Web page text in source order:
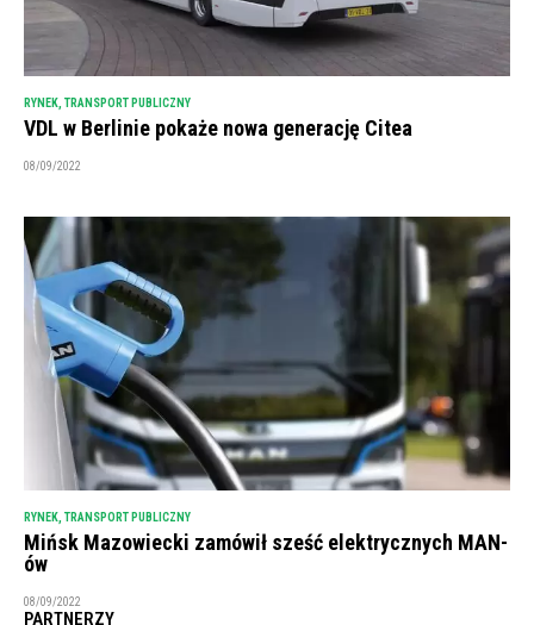
RYNEK, TRANSPORT PUBLICZNY
VDL w Berlinie pokaże nowa generację Citea
08/09/2022
RYNEK TRANSPORT PUBLICZNY
Mińsk Mazowiecki zamówił sześć elektrycznych MAN-
ów
08/09/2022
PARTNERZY